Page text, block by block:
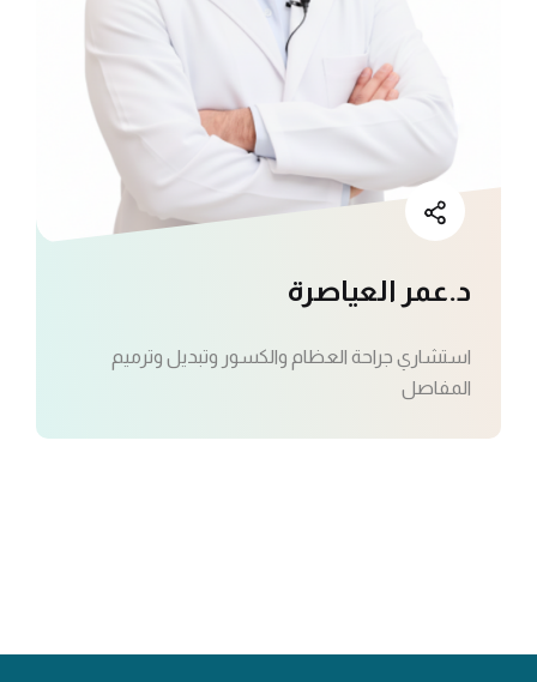
د.عمر العياصرة
استشاري جراحة العظام والكسور وتبديل وترميم
المفاصل